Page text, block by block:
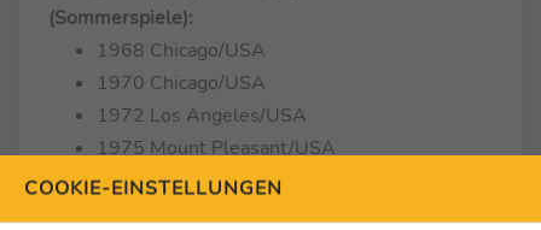
(Sommerspiele):
1968 Chicago/USA
1970 Chicago/USA
1972 Los Angeles/USA
1975 Mount Pleasant/USA
1979 Brockport/USA
COOKIE-EINSTELLUNGEN